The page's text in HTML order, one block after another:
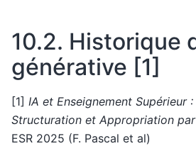
10.2. Historique
générative [1]
[1] IA et Enseignement Supérieur
Structuration et Appropriation
ESR 2025 (F. Pascal et al)